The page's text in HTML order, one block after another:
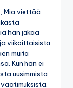
Mia viettää
hän jakaa
viikoittaisista
muita
Kun hän ei
uusimmista